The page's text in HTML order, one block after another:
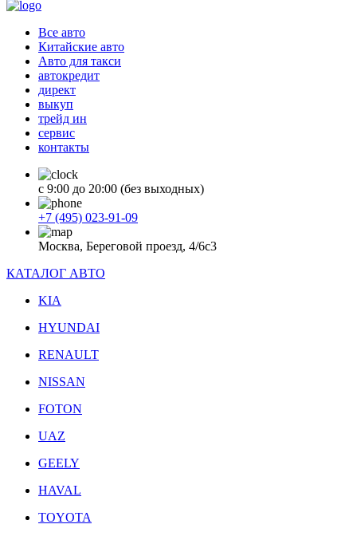
Все авто
Китайские авто
Авто для такси
автокредит
директ
выкуп
трейд ин
сервис
контакты
с 9:00 до 20:00 (без выходных)
+7 (495) 023-91-09
Москва, Береговой проезд, 4/6с3
КАТАЛОГ АВТО
KIA
HYUNDAI
RENAULT
NISSAN
FOTON
UAZ
GEELY
HAVAL
TOYOTA